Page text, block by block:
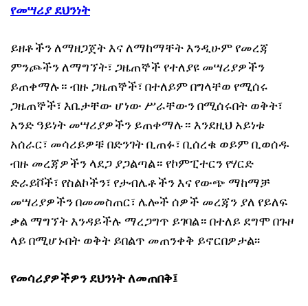
የመሣሪያ ደህንነት
ይዘቶችን ለማዘጋጀት እና ለማከማቸት እንዲሁም የመረጃ
ምንጮችን ለማግኘት፣ ጋዜጠኞች የተለያዩ መሣሪያዎችን
ይጠቀማሉ። ብዙ ጋዜጠኞች፣ በተለይም በግላቸወ የሚሰሩ
ጋዜጠኞች፣ እቤታቸው ሆነው ሥራቸውን በሚሰሩበት ወቅት፣
አንድ ዓይነት መሣሪያዎችን ይጠቀማሉ። እንደዚህ አይነቱ
አሰራር፣ መሳሪይዎቹ በድንገት ቢጠፉ፣ ቢሰረቁ ወይም ቢወሰዱ
ብዙ መረጃዎችን ላደጋ ያጋልጣል። የኮምፒተርን የሃርድ
ድራይቮች፣ የስልኮችን፣ የታብሌቶችን እና የውጭ ማከማቻ
መሣሪያዎችን በመመስጠር፣ ሌሎች ሰዎች መረጃን ያለ የይለፍ
ቃል ማግኘት እንዳይችሉ ማረጋግጥ ይገባል። በተለይ ደግሞ በጉዞ
ላይ በሚሆኑበት ወቅት ይበልጥ መጠንቀቅ ይኖርበዎታል፡፡
የመሳሪያዎችዎን ደህንነት ለመጠበቅ፤